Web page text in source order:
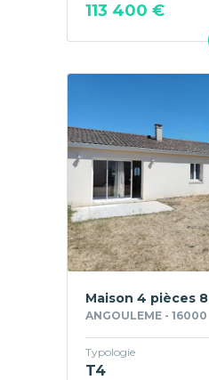
113 400 €
Maison 4 pièces
ANGOULEME - 16000
Typologie
T4